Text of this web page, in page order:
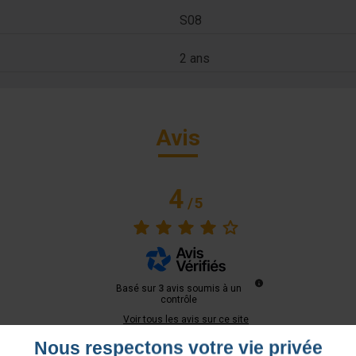
S08
2 ans
Avis
4/5
Basé sur 3 avis soumis à un
contrôle
Voir tous les avis sur ce site
Nous respectons votre vie privée